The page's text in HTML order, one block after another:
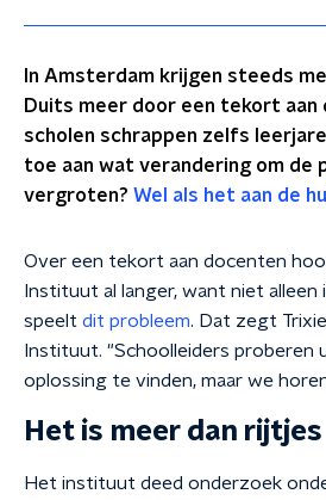
In Amsterdam krijgen steeds
Duits meer door een tekort aan
scholen schrappen zelfs
toe aan wat verandering om de
vergroten? Wel als het aan de
Over een tekort aan docenten
Instituut al langer, want niet alleen
speelt dit probleem. Dat zegt
Instituut. "Schoolleiders proberen
oplossing te vinden, maar we
Het is meer dan rijtjes
Het instituut deed onderzoek